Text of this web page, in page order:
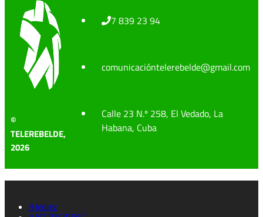
©
TELEREBELDE,
2026
7 839 23 94
comunicacióntelerebelde@gmail.com
Calle 23 N.º 258, El Vedado, La
Habana, Cuba
Ajedrez